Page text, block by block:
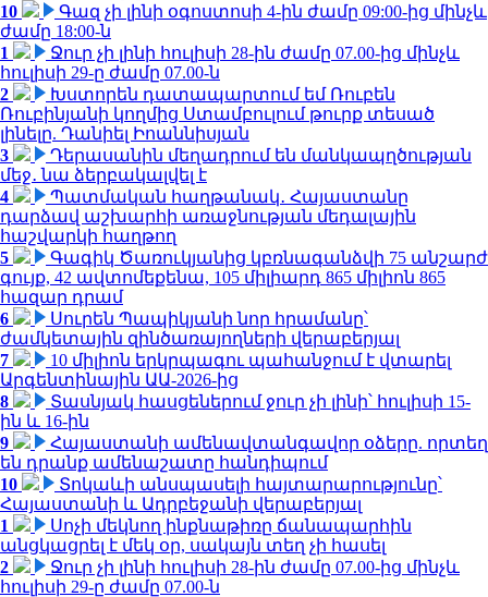
10
Գազ չի լինի օգոստոսի 4-ին ժամը 09:00-ից մինչև
ժամը 18:00-ն
1
Ջուր չի լինի հուլիսի 28-ին ժամը 07.00-ից մինչև
հուլիսի 29-ը ժամը 07.00-ն
2
Խստորեն դատապարտում եմ Ռուբեն
Ռուբինյանի կողմից Ստամբուլում թուրք տեսած
լինելը. Դանիել Իոաննիսյան
3
Դերասանին մեղադրում են մանկապղծության
մեջ․ նա ձերբակալվել է
4
Պատմական հաղթանակ․ Հայաստանը
դարձավ աշխարհի առաջնության մեդալային
հաշվարկի հաղթող
5
Գագիկ Ծառուկյանից կբռնագանձվի 75 անշարժ
գույք, 42 ավտոմեքենա, 105 միլիարդ 865 միլիոն 865
հազար դրամ
6
Սուրեն Պապիկյանի նոր հրամանը՝
ժամկետային զինծառայողների վերաբերյալ
7
10 միլիոն երկրպագու պահանջում է վտարել
Արգենտինային ԱԱ-2026-ից
8
Տասնյակ հասցեներում ջուր չի լինի՝ հուլիսի 15-
ին և 16-ին
9
Հայաստանի ամենավտանգավոր օձերը. որտեղ
են դրանք ամենաշատը հանդիպում
10
Տոկաևի անսպասելի հայտարարությունը՝
Հայաստանի և Ադրբեջանի վերաբերյալ
1
Սոչի մեկնող ինքնաթիռը ճանապարհին
անցկացրել է մեկ օր, սակայն տեղ չի հասել
2
Ջուր չի լինի հուլիսի 28-ին ժամը 07.00-ից մինչև
հուլիսի 29-ը ժամը 07.00-ն